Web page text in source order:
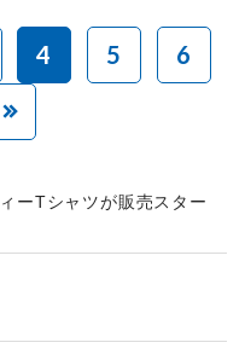
4 5
6
ーTシャツが販売スター